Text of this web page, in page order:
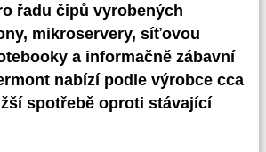
řadu čipů vyrobených
mikroservery, síťovou
a informačně zábavní
nabízí podle výrobce cca
spotřebě oproti stávající